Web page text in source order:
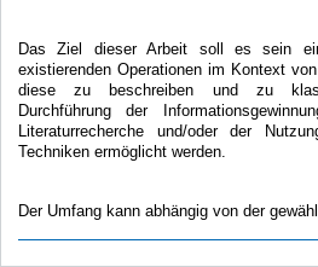
Das Ziel dieser Arbeit soll es sein
existierenden Operationen im Kontext
diese zu beschreiben und zu
Durchführung der
Literaturrecherche und/oder der
Techniken ermöglicht werden.
Der Umfang kann abhängig von der